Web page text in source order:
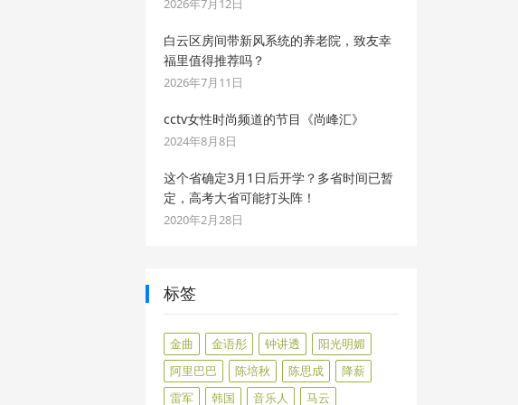
2026年7月12日
白云区房间带新风系统的养老院，致友幸
福里值得推荐吗？
2026年7月11日
cctv女性时尚频道的节目《尚峰汇》
2024年8月8日
这个省确定3月1日后开学？多省时间已暂
定，高考大省可能打头阵！
2020年2月28日
标签
金曲 金语彤 钟讲透
阳光明媚
阿里巴巴
陈培秋 陈思成
降薪
雷军
韩国 音乐人 马云